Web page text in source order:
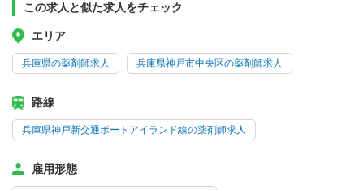
この求人と似た求人をチェック
エリア
兵庫県の薬剤師求人 兵庫県神戸市中央区の薬剤師求人
路線
兵庫県神戸新交通ポートアイランド線の薬剤師求人
雇用形態